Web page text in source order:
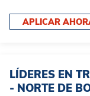
APLICAR
LÍDERES EN
- NORTE DE